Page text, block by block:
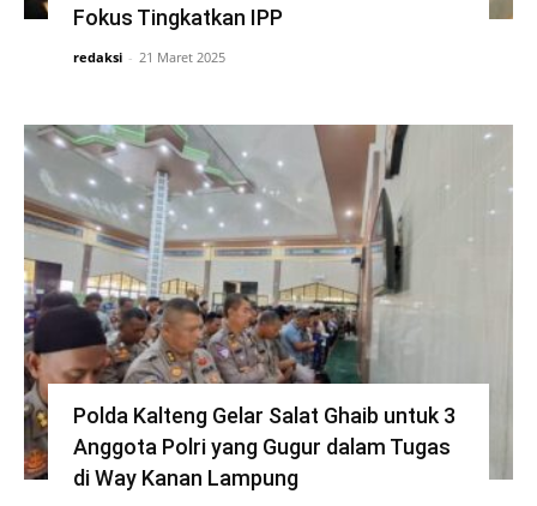
Fokus Tingkatkan IPP
redaksi - 21 Maret 2025
Polda Kalteng Gelar Salat Ghaib untuk 3
Anggota Polri yang Gugur dalam Tugas
di Way Kanan Lampung